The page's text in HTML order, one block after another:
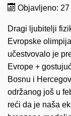
Objavljeno:
Dragi ljubitelji
Evropske
učestvovalo je
Evrope +
Bosnu i
održanog još u
reći da je naša